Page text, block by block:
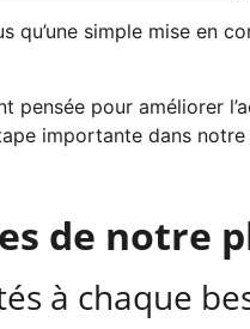
qu’une simple mise en
pensée pour améliorer
importante dans
de notre
à chaque